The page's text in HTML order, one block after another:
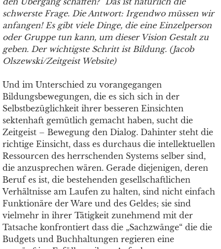
schwerste Frage. Die Antwort: Irgendwo müssen wir
anfangen! Es gibt viele Dinge, die eine Einzelperson
oder Gruppe tun kann, um dieser Vision Gestalt zu
geben. Der wichtigste Schritt ist Bildung. (Jacob
Olszewski/Zeitgeist Website)
Und im Unterschied zu vorangegangen
Bildungsbewegungen, die es sich sich in der
Selbstbezüglichkeit ihrer besseren Einsichten
sektenhaft gemütlich gemacht haben, sucht die
Zeitgeist – Bewegung den Dialog. Dahinter steht die
richtige Einsicht, dass es durchaus die intellektuellen
Ressourcen des herrschenden Systems selber sind,
die anzusprechen wären. Gerade diejenigen, deren
Beruf es ist, die bestehenden gesellschaftlichen
Verhältnisse am Laufen zu halten, sind nicht einfach
Funktionäre der Ware und des Geldes; sie sind
vielmehr in ihrer Tätigkeit zunehmend mit der
Tatsache konfrontiert dass die „Sachzwänge“ die die
Budgets und Buchhaltungen regieren eine